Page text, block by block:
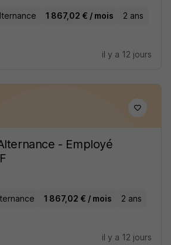
1 867,02 € / mois 2 ans
il y a 12 jours
- Employé
1 867,02 € / mois 2 ans
il y a 12 jours